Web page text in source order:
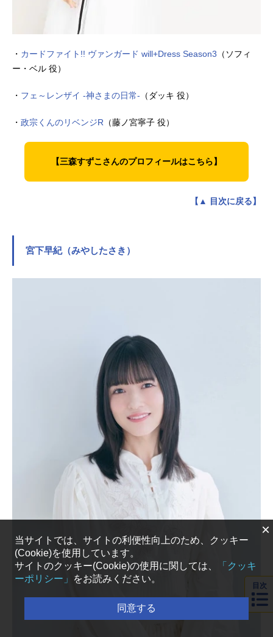
・ カードファイト!! ヴァンガード will+Dress Season3 （ソフィ
ー・ベル 役）
・ フェ～レンザイ -神さまの日常- （ダッキ 役）
・ 政宗くんのリベンジR （藤ノ宮寧子 役）
【三森すずこさんのプロフィールはこちら】
【▲ 目次に戻る】
宮下早紀（みやしたさき）
目次
×
当サイトでは、サイトの利便性向上のため、クッキー
(Cookie)を使用しています。
サイトのクッキー(Cookie)の使用に関しては、
「クッキ
ーポリシー」
をお読みください。
同意する